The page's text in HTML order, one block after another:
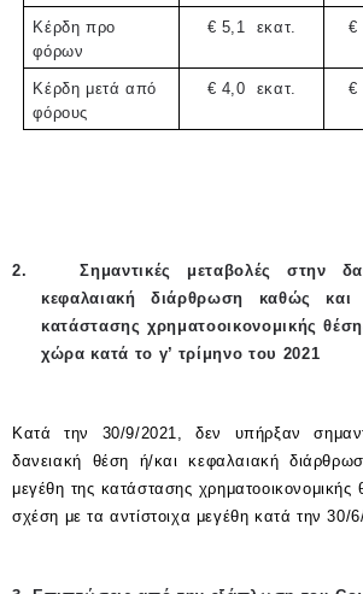
Κέρδη προ
φόρων
€ 5,1 εκατ. €
Κέρδη μετά από
φόρους
€ 4,0 εκατ. €
2.
Σημαντικές μεταβολές στην
κεφαλαιακή διάρθρωση καθώς και
κατάστασης χρηματοοικονομικής
χώρα κατά το γ’ τρίμηνο του 2021
Κατά την 30/9/2021, δεν υπήρξαν
δανειακή θέση ή/και κεφαλαιακή
μεγέθη της κατάστασης χρηματοοικονομικής
σχέση με τα αντίστοιχα μεγέθη κατά την 30/